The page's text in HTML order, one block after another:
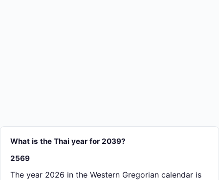
What is the Thai year for 2039?
2569
The year 2026 in the Western Gregorian calendar is